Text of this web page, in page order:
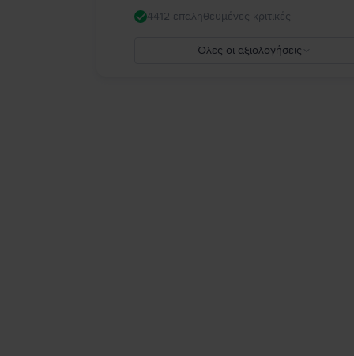
4412 επαληθευμένες κριτικές
Όλες οι αξιολογήσεις